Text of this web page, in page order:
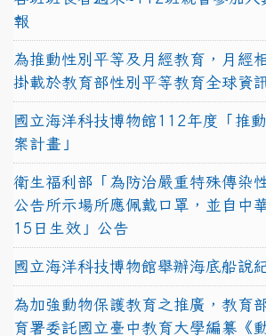
報
為推動性別平等及月經教育，月經
掛載於教育部性別平等教育全球資
國立海洋科技博物館112年度「推
案計畫」
衛生福利部「為防治嚴重特殊傳染
公告所示場所應佩戴口罩，並自中
15日生效」公告
國立海洋科技博物館舉辦海底船說
為加強動物保護教育之推廣，教育
育署委託國立臺中教育大學編纂《